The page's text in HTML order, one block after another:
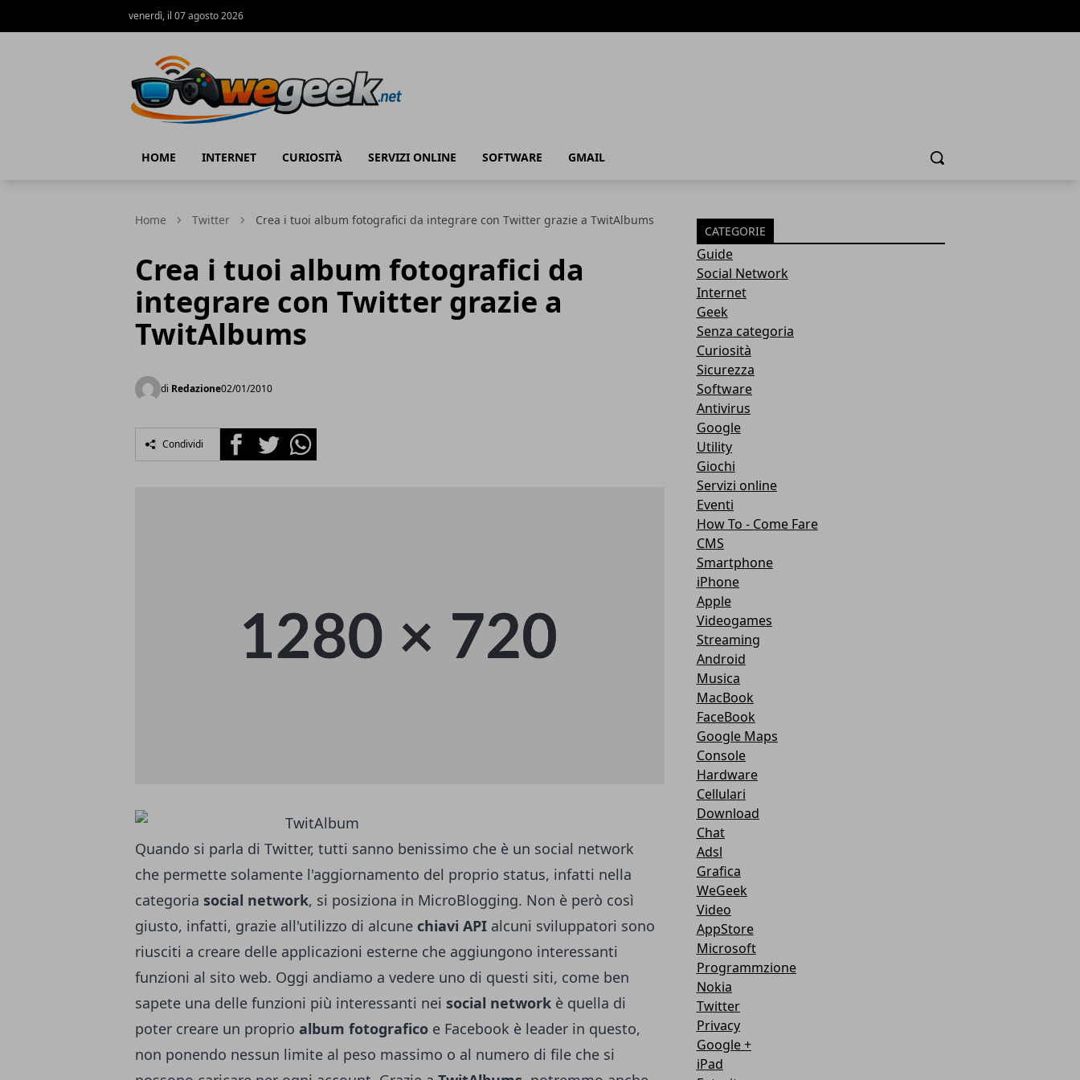
venerdì, il 07 agosto 2026
HOME INTERNET CURIOSITÀ SERVIZI ONLINE SOFTWARE GMAIL Cerca
Home Twitter Crea i tuoi album fotografici da integrare con Twitter grazie a TwitAlbums
Crea i tuoi album fotografici da
integrare con Twitter grazie a
TwitAlbums
di Redazione02/01/2010
Condividi FacebookTwitterWhatsapp
Quando si parla di Twitter, tutti sanno benissimo che è un social network
che permette solamente l'aggiornamento del proprio status, infatti nella
categoria social network, si posiziona in MicroBlogging. Non è però così
giusto, infatti, grazie all'utilizzo di alcune chiavi API alcuni sviluppatori sono
riusciti a creare delle applicazioni esterne che aggiungono interessanti
funzioni al sito web. Oggi andiamo a vedere uno di questi siti, come ben
sapete una delle funzioni più interessanti nei social network è quella di
poter creare un proprio album fotografico e Facebook è leader in questo,
non ponendo nessun limite al peso massimo o al numero di file che si
CATEGORIE
Guide
Social Network
Internet
Geek
Senza categoria
Curiosità
Sicurezza
Software
Antivirus
Google
Utility
Giochi
Servizi online
Eventi
How To - Come Fare
CMS
Smartphone
iPhone
Apple
Videogames
Streaming
Android
Musica
MacBook
FaceBook
Google Maps
Console
Hardware
Cellulari
Download
Chat
Adsl
Grafica
WeGeek
Video
AppStore
Microsoft
Programmzione
Nokia
Twitter
Privacy
Google +
iPad